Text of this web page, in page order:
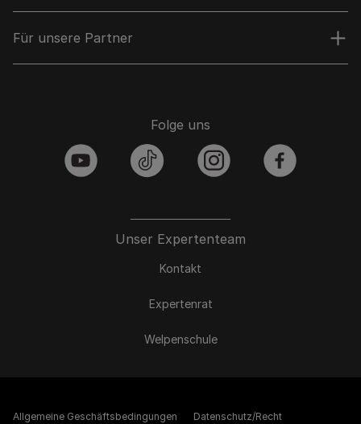
Für unsere Partner
Unser Expertenteam
Kontakt
Expertenrat
Welpenschule
Folge uns
youtube tiktok instagram facebook
Allgemeine Geschäftsbedingungen Datenschutz/Recht